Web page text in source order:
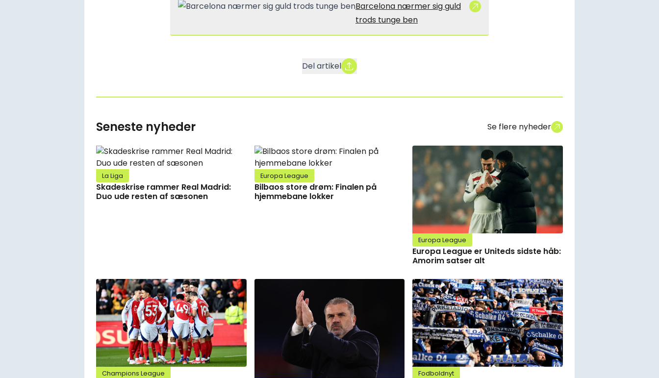
Barcelona nærmer sig guld
trods tunge ben
Del artikel
Seneste nyheder Se flere nyheder
La Liga
Skadeskrise rammer Real Madrid:
Duo ude resten af sæsonen
Europa League
Bilbaos store drøm: Finalen på
hjemmebane lokker
Europa League
Europa League er Uniteds sidste håb:
Amorim satser alt
Champions League Fodboldnyt